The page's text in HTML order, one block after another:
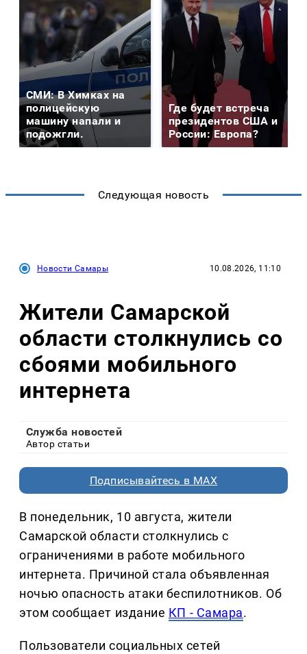
СМИ: В Химках на
полицейскую
машину напали и
подожгли.
Где будет встреча
президентов США и
России: Европа?
Следующая новость
Новости Самары 10.08.2026, 11:10
Жители Самарской
области столкнулись со
сбоями мобильного
интернета
Служба новостей
Автор статьи
Подписывайтесь в MAX
В понедельник, 10 августа, жители
Самарской области столкнулись с
ограничениями в работе мобильного
интернета. Причиной стала объявленная
ночью опасность атаки беспилотников. Об
этом сообщает издание КП - Самара.
Пользователи социальных сетей